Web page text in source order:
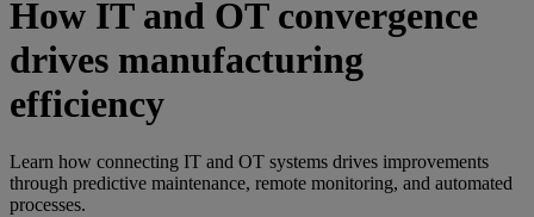
How IT and OT convergence
drives manufacturing
efficiency
Learn how connecting IT and OT systems drives improvements
through predictive maintenance, remote monitoring, and automated
processes.